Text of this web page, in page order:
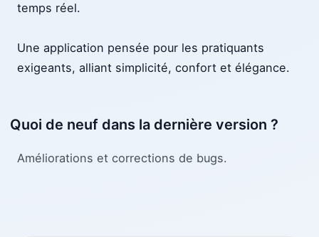
temps réel.
Une application pensée pour les pratiquants
exigeants, alliant simplicité, confort et élégance.
Quoi de neuf dans la dernière version ?
Améliorations et corrections de bugs.